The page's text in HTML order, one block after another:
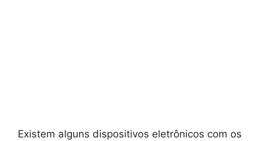
Existem alguns dispositivos eletrônicos com os